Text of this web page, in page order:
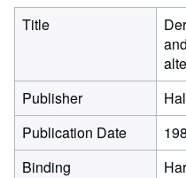
Title
Publisher
Publication Date
Binding